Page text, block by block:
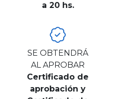
a 20 hs.
SE OBTENDRÁ
AL APROBAR
Certificado de
aprobación y